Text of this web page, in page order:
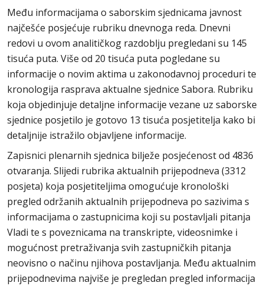
Među informacijama o saborskim sjednicama javnost
najčešće posjećuje rubriku dnevnoga reda. Dnevni
redovi u ovom analitičkog razdoblju pregledani su 145
tisuća puta. Više od 20 tisuća puta pogledane su
informacije o novim aktima u zakonodavnoj proceduri te
kronologija rasprava aktualne sjednice Sabora. Rubriku
koja objedinjuje detaljne informacije vezane uz saborske
sjednice posjetilo je gotovo 13 tisuća posjetitelja kako bi
detaljnije istražilo objavljene informacije.
Zapisnici plenarnih sjednica bilježe posjećenost od 4836
otvaranja. Slijedi rubrika aktualnih prijepodneva (3312
posjeta) koja posjetiteljima omogućuje kronološki
pregled održanih aktualnih prijepodneva po sazivima s
informacijama o zastupnicima koji su postavljali pitanja
Vladi te s poveznicama na transkripte, videosnimke i
mogućnost pretraživanja svih zastupničkih pitanja
neovisno o načinu njihova postavljanja. Među aktualnim
prijepodnevima najviše je pregledan pregled informacija